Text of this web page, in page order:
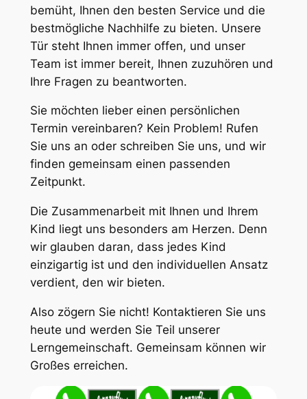
bemüht, Ihnen den besten Service und die
bestmögliche Nachhilfe zu bieten. Unsere
Tür steht Ihnen immer offen, und unser
Team ist immer bereit, Ihnen zuzuhören und
Ihre Fragen zu beantworten.
Sie möchten lieber einen persönlichen
Termin vereinbaren? Kein Problem! Rufen
Sie uns an oder schreiben Sie uns, und wir
finden gemeinsam einen passenden
Zeitpunkt.
Die Zusammenarbeit mit Ihnen und Ihrem
Kind liegt uns besonders am Herzen. Denn
wir glauben daran, dass jedes Kind
einzigartig ist und den individuellen Ansatz
verdient, den wir bieten.
Also zögern Sie nicht! Kontaktieren Sie uns
heute und werden Sie Teil unserer
Lerngemeinschaft. Gemeinsam können wir
Großes erreichen.